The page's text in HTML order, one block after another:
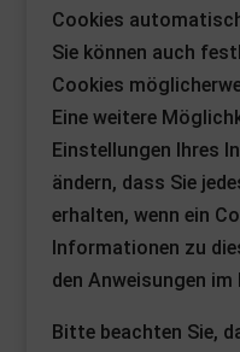
Cookies
Sie können auch
Cookies
Eine weitere
Einstellungen Ihres
ändern, dass Sie
erhalten, wenn ein
Informationen zu
den Anweisungen
Bitte beachten Sie,